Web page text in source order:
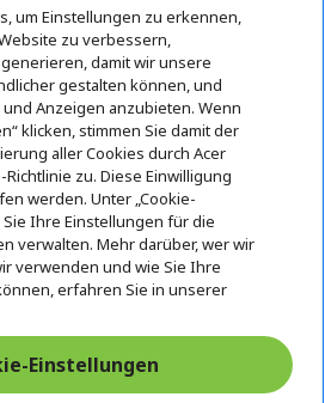
vor und nach
dem Kauf
Sichere
Zahlungsoptionen
Wiederverkäufer und Händler der
die in diesem Shop angeboten
Schweiz
um Einstellungen zu erkennen,
zu verbessern,
damit wir unsere
gestalten können, und
Anzeigen anzubieten. Wenn
klicken, stimmen Sie damit der
aller Cookies durch Acer
zu. Diese Einwilligung
werden. Unter „Cookie-
Ihre Einstellungen für die
verwalten. Mehr darüber, wer wir
verwenden und wie Sie Ihre
erfahren Sie in unserer
Einstellungen